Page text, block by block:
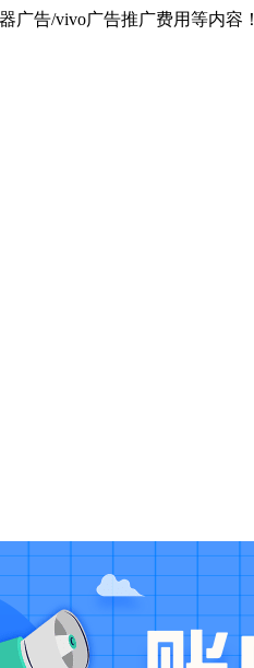
广告/vivo广告推广费用等内容！